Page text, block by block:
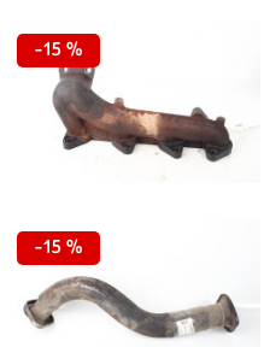
-15 %
-15 %